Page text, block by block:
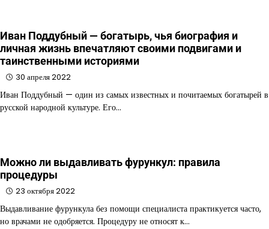
Иван Поддубный — богатырь, чья биография и
личная жизнь впечатляют своими подвигами и
таинственными историями
30 апреля 2022
Иван Поддубный — один из самых известных и почитаемых богатырей в
русской народной культуре. Его…
Можно ли выдавливать фурункул: правила
процедуры
23 октября 2022
Выдавливание фурункула без помощи специалиста практикуется часто,
но врачами не одобряется. Процедуру не относят к…